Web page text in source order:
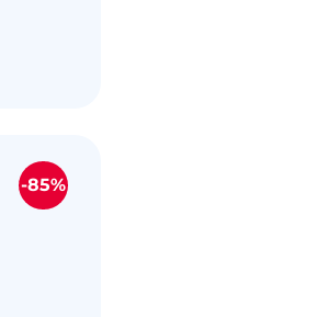
-85%